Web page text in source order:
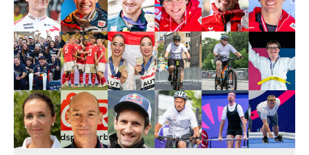
WILHELM-EXNER-MEDAILLEN STIFTUNG
ADMIRAL SPORTWETTEN
EWP RECYCLING PFAND ÖSTERREICH
ANNEMARIE CHARITY
IMPERIAL MARKETS
TRÄGERVEREIN EINWEGPFAND
SPECIAL OLYMPICS ÖSTERREICH